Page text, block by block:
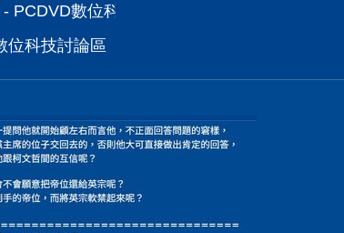
PCDVD數位科技討論區
位科技討論區